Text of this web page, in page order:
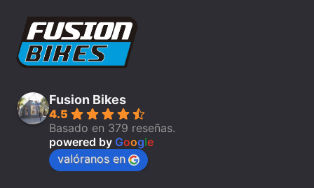
Fusion Bikes
4.5
Basado en 379 reseñas.
powered by Google
valóranos en